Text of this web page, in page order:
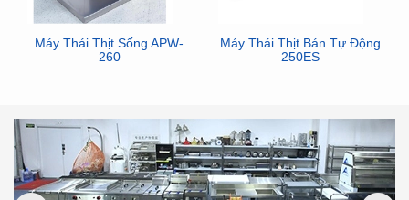
Máy Thái Thịt Sống APW-
260
Máy Thái Thịt Bán Tự Động
250ES